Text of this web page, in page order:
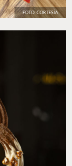
FOTO: CORTESÍA